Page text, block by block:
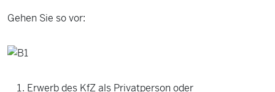
Gehen Sie so vor:
Erwerb des KfZ als Privatperson oder